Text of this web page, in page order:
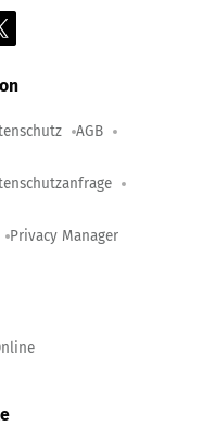
AGB
Privacy Manager